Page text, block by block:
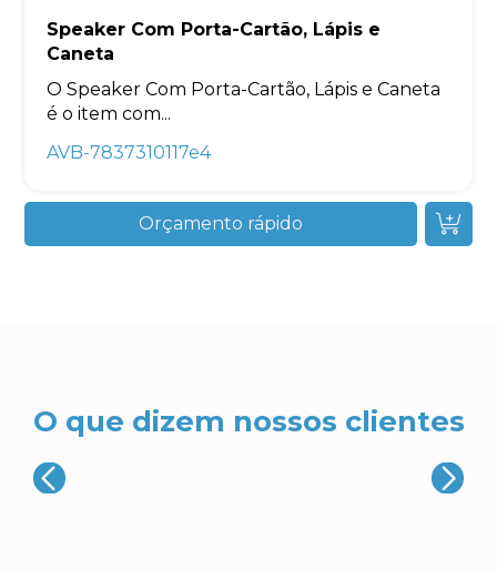
Speaker Com Porta-Cartão, Lápis e
Caneta
O Speaker Com Porta-Cartão, Lápis e Caneta
é o item com...
AVB-7837310117e4
Orçamento rápido
O que dizem nossos clientes